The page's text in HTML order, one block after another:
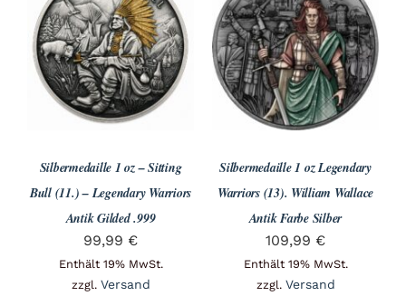
Silbermedaille 1 oz – Sitting
Bull (11.) – Legendary Warriors
Antik Gilded .999
99,99 €
Enthält 19% MwSt.
zzgl. Versand
Silbermedaille 1 oz Legendary
Warriors (13). William Wallace
Antik Farbe Silber
109,99 €
Enthält 19% MwSt.
zzgl. Versand